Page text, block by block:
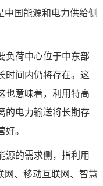
中国能源和电力供给侧
负荷中心位于中东部
时间内仍将存在。这
也意味着，利用特高
的电力输送将长期存
。
源的需求侧，指利用
、移动互联网、 智慧